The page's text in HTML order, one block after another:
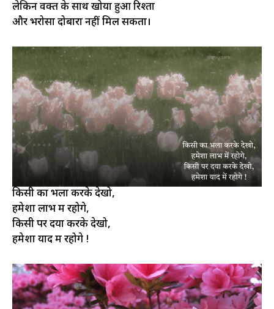
लेकिन वक्त के साथ खोया हुआ रिश्ता
और भरोसा दोबारा नहीं मिल सकता।
किसी का भला करके देखो,
हमेशा लाभ में रहोगे,
किसी पर दया करके देखो,
हमेशा याद में रहोगे !